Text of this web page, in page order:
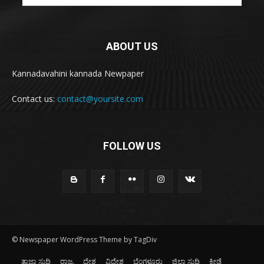
ABOUT US
Kannadavahini kannada Newpaper
Contact us: contact@yoursite.com
FOLLOW US
© Newspaper WordPress Theme by TagDiv
ತಾಜಾ ಸುದ್ದಿ ರಾಜ್ಯ ದೇಶ ವಿದೇಶ ಬೆಂಗಳೂರು ಜಿಲ್ಲಾ ಸುದ್ದಿ ಕ್ರೀಡೆ